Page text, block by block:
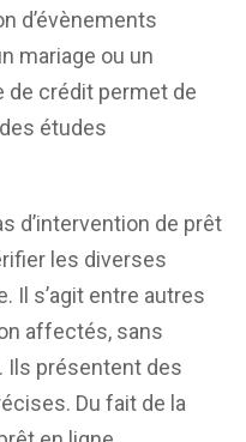
d’évènements
mariage ou un
de crédit permet de
études
d’intervention de prêt
les diverses
Il s’agit entre autres
affectés, sans
Ils présentent des
Du fait de la